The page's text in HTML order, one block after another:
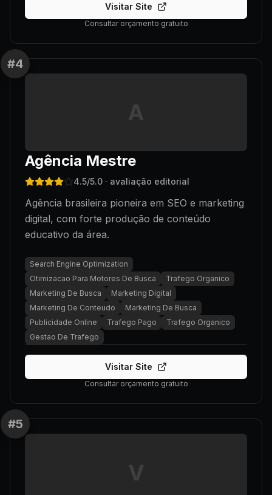
Visitar Site
Consultar orçamento gratuito
#4
A
Agência Mestre
4.5/5.0 · avaliação editorial
Agência brasileira pioneira em SEO e marketing
digital, com forte produção de conteúdo
educativo da área.
Search Engine Optimization
Otimizacao Para Motores De Busca
Trafego Organico
Marketing De Busca
Marketing Digital
Marketing De Conteudo
Marketing De Busca
Publicidade Online
Trafego Pago
Trafego Organico
Gestao De Trafego
Visitar Site
Consultar orçamento gratuito
#5
V